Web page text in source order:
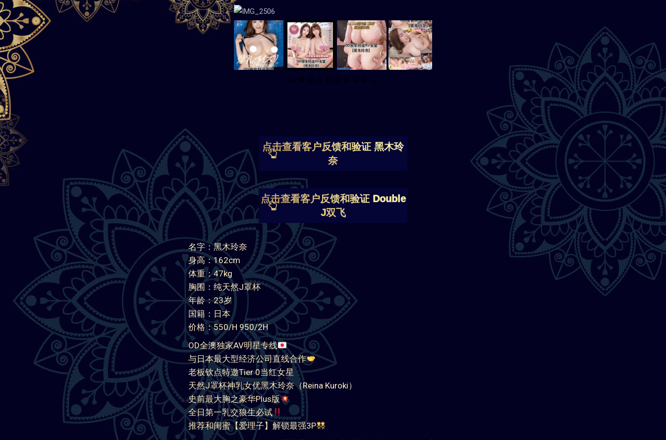
点击查看客户反馈和验证 黑木玲